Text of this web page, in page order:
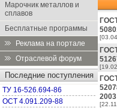
Марочник металлов и
сплавов
Бесплатные программы
Реклама на портале
Отраслевой форум
Последние поступления
ТУ 16-526.694-86
ОСТ 4.091.209-88
2003